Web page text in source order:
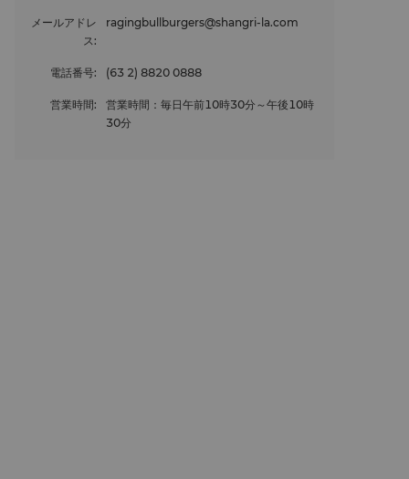
メールアドレ
ス:
ragingbullburgers@shangri-la.com
電話番号: (63 2) 8820 0888
営業時間:
営業時間：毎日午前10時30分～午後10時
30分